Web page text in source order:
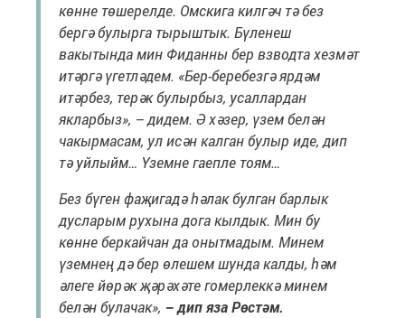
көнне төшерелде. Омскига килгәч тә без
бергә булырга тырыштык. Бүленеш
вакытында мин Фиданны бер взводта хезмәт
итәргә үгетләдем. «Бер-беребезгә ярдәм
итәрбез, терәк булырбыз, усаллардан
якларбыз», – дидем. Ә хәзер, үзем белән
чакырмасам, ул исән калган булыр иде, дип
тә уйлыйм… Үземне гаепле тоям…
Без бүген фаҗигадә һәлак булган барлык
дусларым рухына дога кылдык. Мин бу
көнне беркайчан да онытмадым. Минем
үземнең дә бер өлешем шунда калды, һәм
әлеге йөрәк җәрәхәте гомерлеккә минем
белән булачак», – дип яза Рөстәм.